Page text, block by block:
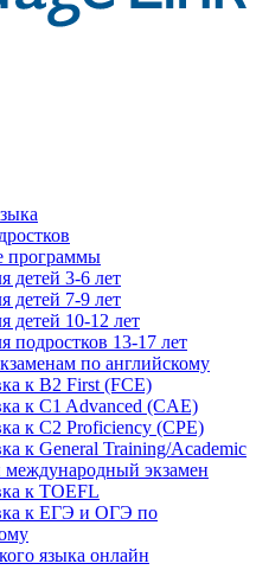
программы
детей 3-6 лет
детей 7-9 лет
детей 10-12 лет
подростков 13-17 лет
по английскому
к B2 First (FCE)
к C1 Advanced (CAE)
к C2 Proficiency (CPE)
к General Training/Academic
экзамен
к TOEFL
к ЕГЭ и ОГЭ по
языка онлайн